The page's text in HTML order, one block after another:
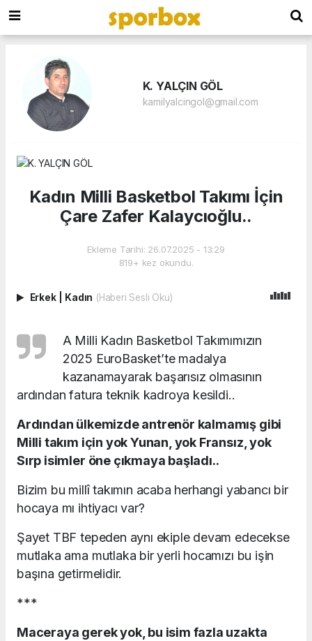
K. YALÇIN GÖL
kamilyalcingol@gmail.com
Kadın Milli Basketbol Takımı İçin
Çare Zafer Kalaycıoğlu..
Ekleme Tarihi: 26.07.2025 - 13:29
819+ kez okundu.
Erkek Kadın (Haberi Sesli Oku)
A Milli Kadın Basketbol Takımımızın
2025 EuroBasket’te madalya
kazanamayarak başarısız olmasının
ardından fatura teknik kadroya kesildi..
Ardından ülkemizde antrenör kalmamış gibi
Milli takım için yok Yunan, yok Fransız, yok
Sırp isimler öne çıkmaya başladı..
Bizim bu millî takımın acaba herhangi yabancı bir
hocaya mı ihtiyacı var?
Şayet TBF tepeden aynı ekiple devam edecekse
mutlaka ama mutlaka bir yerli hocamızı bu işin
başına getirmelidir.
***
Maceraya gerek yok, bu isim fazla uzakta